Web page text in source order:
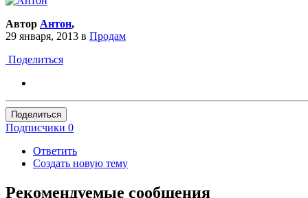
Автор Антон,
29 января, 2013 в Продам
Поделиться
Поделиться
Подписчики 0
Ответить
Создать новую тему
Рекомендуемые сообщения